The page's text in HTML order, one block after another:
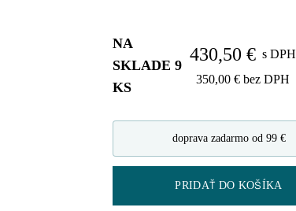
NA
SKLADE 9
KS
430,50 € s DPH
350,00 € bez DPH
doprava zadarmo od 99 €
PRIDAŤ DO KOŠÍKA